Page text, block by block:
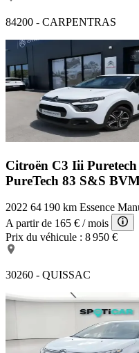
84200 - CARPENTRAS
Citroën C3 Iii
PureTech 83 S&S
2022 64 190 km Essence
A partir de 165 € / mois
Prix du véhicule : 8 950 €
30260 - QUISSAC